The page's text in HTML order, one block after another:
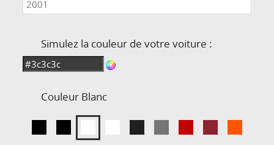
Simulez la couleur de votre voiture :
Couleur Blanc